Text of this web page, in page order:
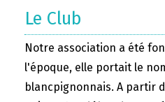
Le Club
Notre association a été
l'époque, elle portait le
blancpignonnais. A partir